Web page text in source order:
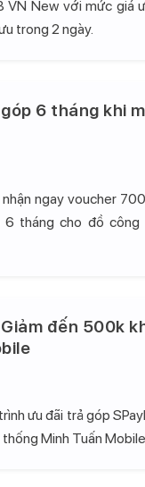
VN New với mức giá
trong 2 ngày.
6 tháng khi
ngay voucher
tháng cho đồ công
đến 500k
ưu đãi trả góp
Minh Tuấn